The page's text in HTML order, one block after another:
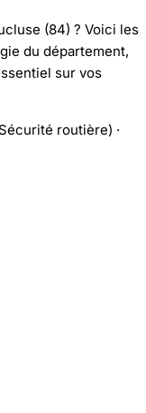
(84) ? Voici les
du département,
sur vos
routière) ·